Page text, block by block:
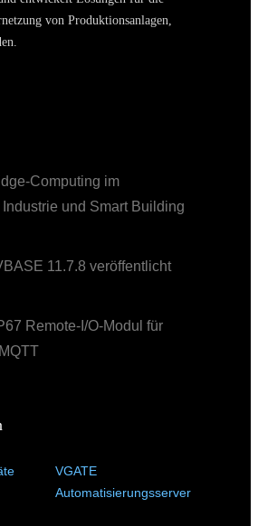
von Produktionsanlagen,
Computing im
Industrie und Smart Building
11.7.8 veröffentlicht
Remote-I/O-Modul für
VGATE
Automatisierungsserver